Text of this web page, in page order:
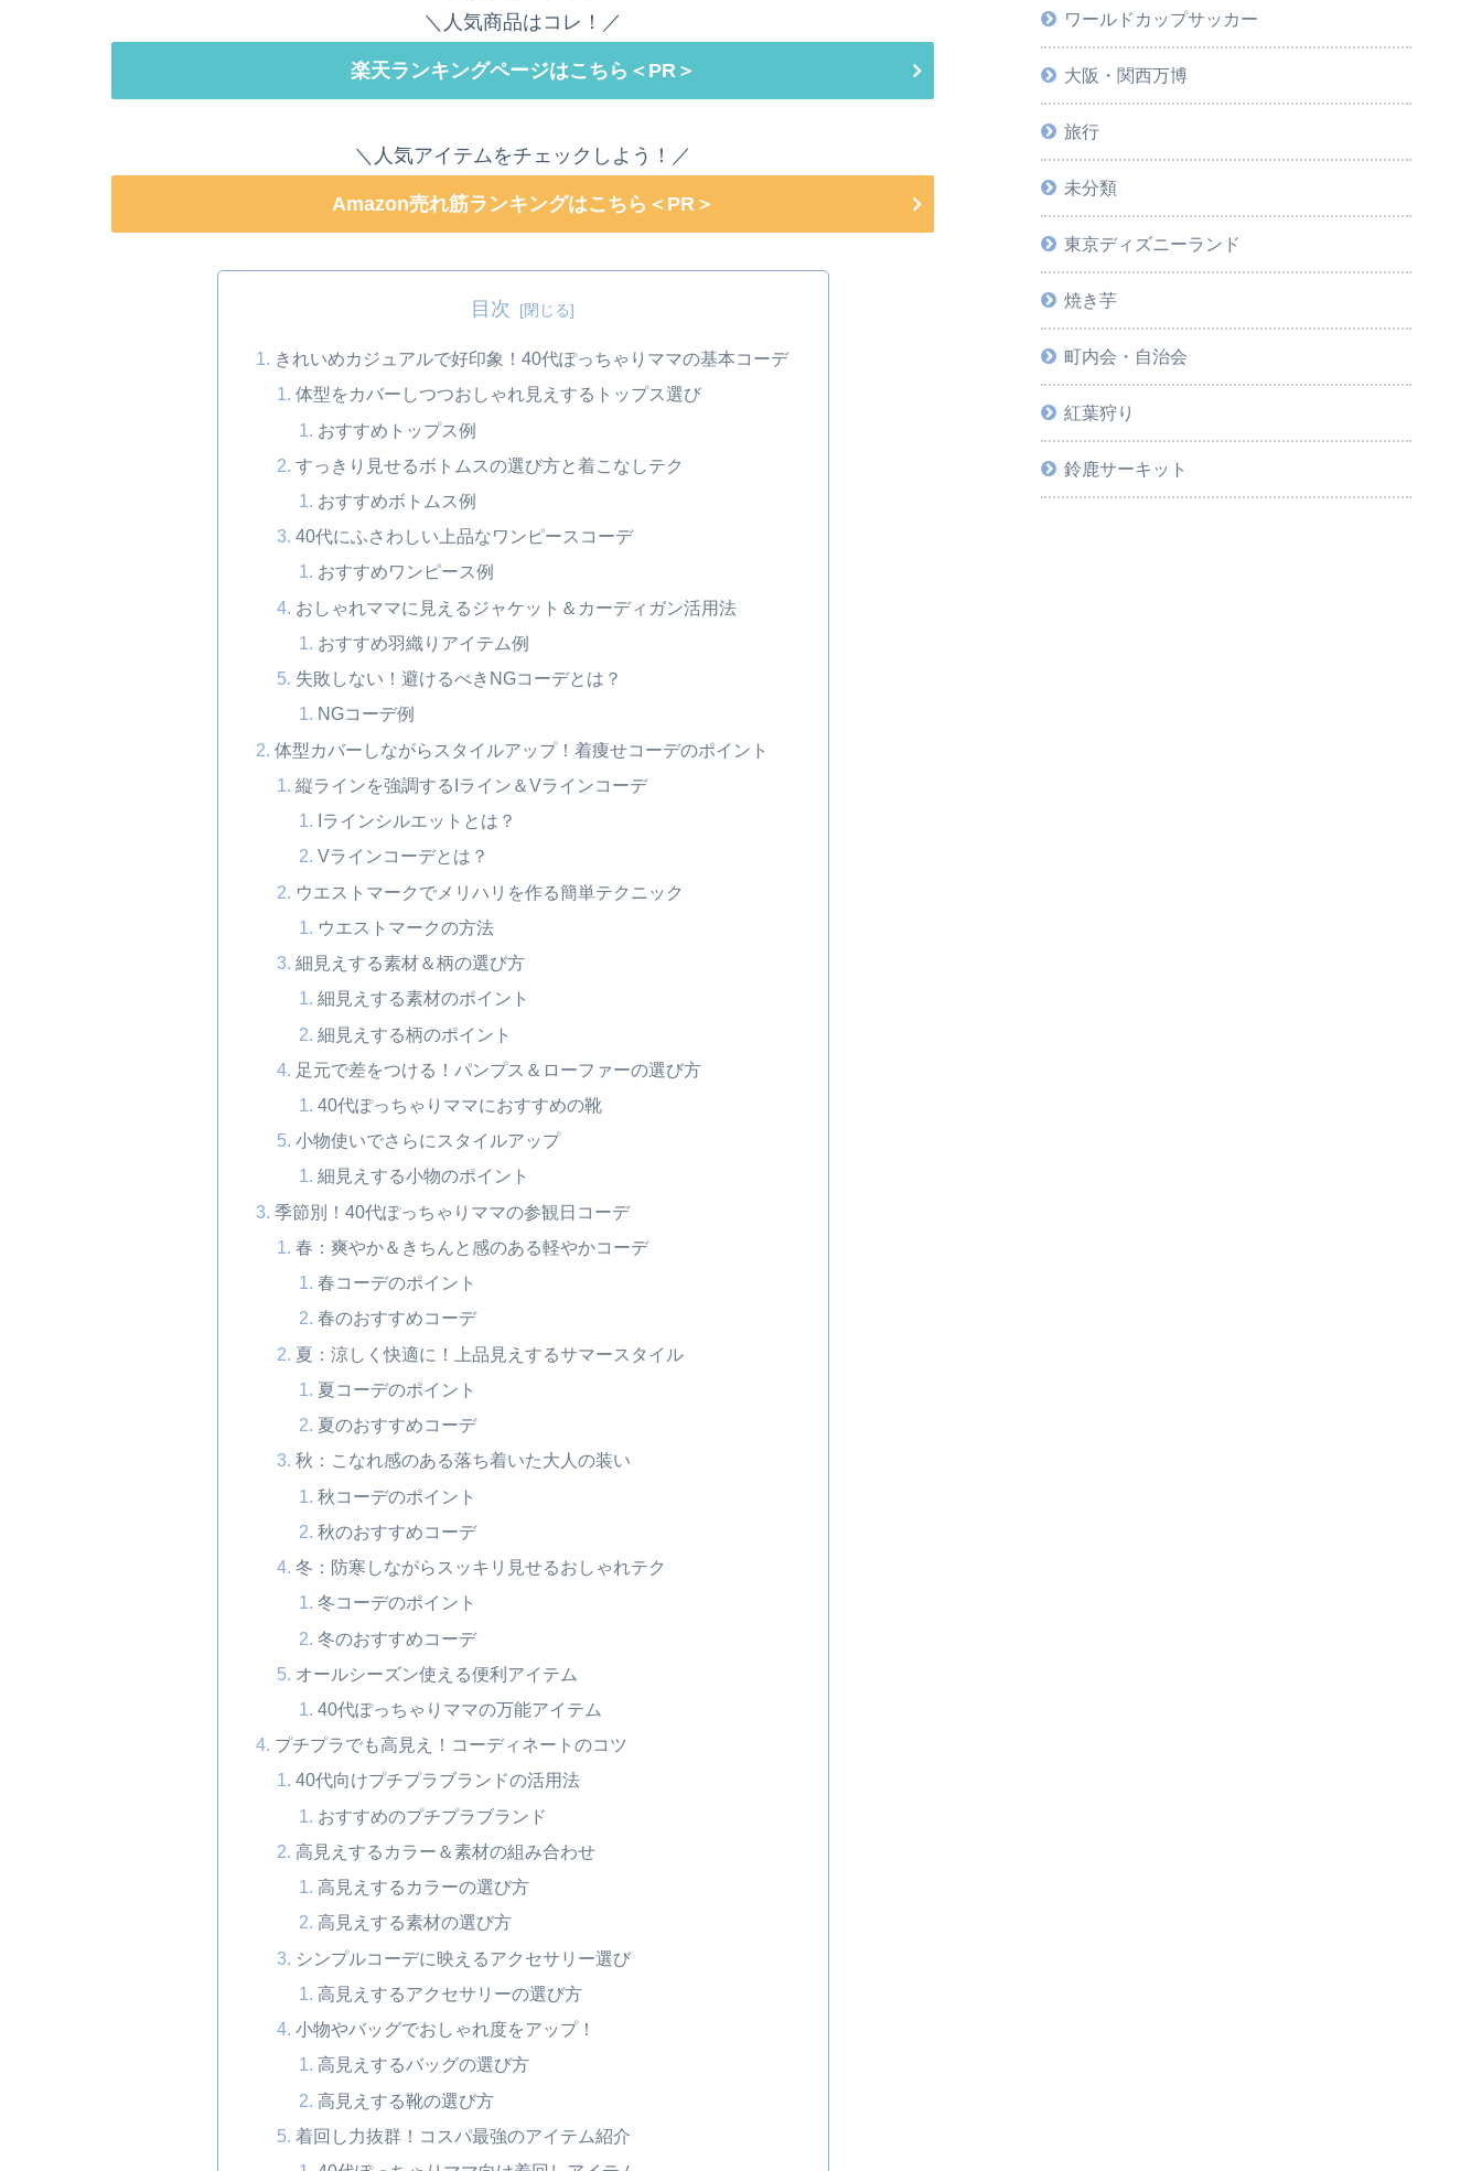
＼人気商品はコレ！／
楽天ランキングページはこちら＜PR＞
＼人気アイテムをチェックしよう！／
Amazon売れ筋ランキングはこちら＜PR＞
目次
きれいめカジュアルで好印象！40代ぽっちゃりママの基本コーデ
体型をカバーしつつおしゃれ見えするトップス選び
おすすめトップス例
すっきり見せるボトムスの選び方と着こなしテク
おすすめボトムス例
40代にふさわしい上品なワンピースコーデ
おすすめワンピース例
おしゃれママに見えるジャケット＆カーディガン活用法
おすすめ羽織りアイテム例
失敗しない！避けるべきNGコーデとは？
NGコーデ例
体型カバーしながらスタイルアップ！着痩せコーデのポイント
縦ラインを強調するIライン＆Vラインコーデ
Iラインシルエットとは？
Vラインコーデとは？
ウエストマークでメリハリを作る簡単テクニック
ウエストマークの方法
細見えする素材＆柄の選び方
細見えする素材のポイント
細見えする柄のポイント
足元で差をつける！パンプス＆ローファーの選び方
40代ぽっちゃりママにおすすめの靴
小物使いでさらにスタイルアップ
細見えする小物のポイント
季節別！40代ぽっちゃりママの参観日コーデ
春：爽やか＆きちんと感のある軽やかコーデ
春コーデのポイント
春のおすすめコーデ
夏：涼しく快適に！上品見えするサマースタイル
夏コーデのポイント
夏のおすすめコーデ
秋：こなれ感のある落ち着いた大人の装い
秋コーデのポイント
秋のおすすめコーデ
冬：防寒しながらスッキリ見せるおしゃれテク
冬コーデのポイント
冬のおすすめコーデ
オールシーズン使える便利アイテム
40代ぽっちゃりママの万能アイテム
プチプラでも高見え！コーディネートのコツ
40代向けプチプラブランドの活用法
おすすめのプチプラブランド
高見えするカラー＆素材の組み合わせ
高見えするカラーの選び方
高見えする素材の選び方
シンプルコーデに映えるアクセサリー選び
高見えするアクセサリーの選び方
小物やバッグでおしゃれ度をアップ！
高見えするバッグの選び方
高見えする靴の選び方
着回し力抜群！コスパ最強のアイテム紹介
ワールドカップサッカー
大阪・関西万博
旅行
未分類
東京ディズニーランド
焼き芋
町内会・自治会
紅葉狩り
鈴鹿サーキット